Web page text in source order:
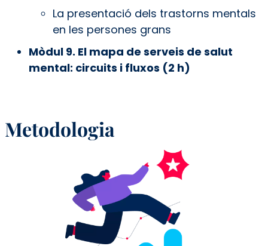
La presentació dels trastorns mentals
en les persones grans
Mòdul 9. El mapa de serveis de salut
mental: circuits i fluxos (2 h)
Metodologia